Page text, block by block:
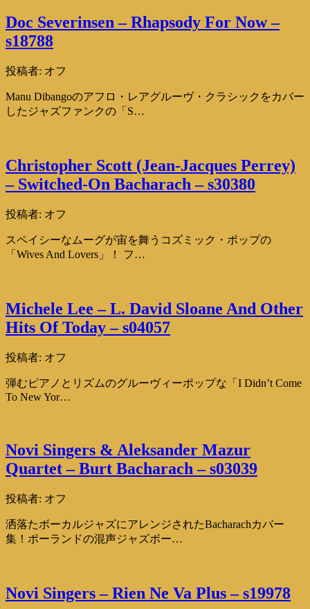
Doc Severinsen – Rhapsody For Now –
s18788
投稿者: オフ
Manu Dibangoのアフロ・レアグルーヴ・クラシックをカバー
したジャズファンクの「S…
Christopher Scott (Jean-Jacques Perrey)
– Switched-On Bacharach – s30380
投稿者: オフ
スペイシーなムーグが宙を舞うコズミック・ポップの
「Wives And Lovers」！ フ…
Michele Lee – L. David Sloane And Other
Hits Of Today – s04057
投稿者: オフ
弾むピアノとリズムのグルーヴィーポップな「I Didn’t Come
To New Yor…
Novi Singers & Aleksander Mazur
Quartet – Burt Bacharach – s03039
投稿者: オフ
洒落たボーカルジャズにアレンジされたBacharachカバー
集！ポーランドの混声ジャズボー…
Novi Singers – Rien Ne Va Plus – s19978